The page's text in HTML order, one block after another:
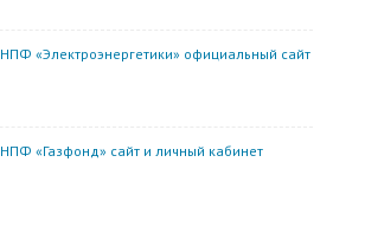
НПФ «Электроэнергетики» официальный сайт
НПФ «Газфонд» сайт и личный кабинет